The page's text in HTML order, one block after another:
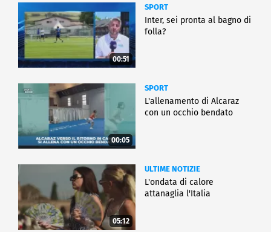
00:51
SPORT
Inter, sei pronta al bagno di
folla?
00:05
SPORT
L'allenamento di Alcaraz
con un occhio bendato
05:12
ULTIME NOTIZIE
L'ondata di calore
attanaglia l'Italia